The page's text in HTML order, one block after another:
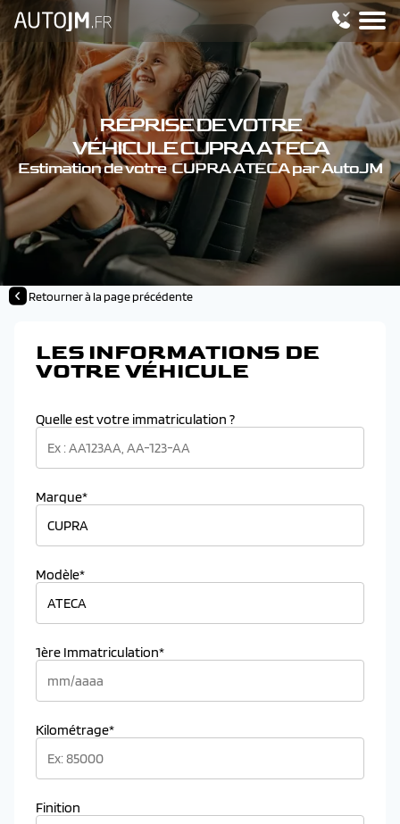
REPRISE DE VOTRE
VÉHICULE CUPRA ATECA
Estimation de votre CUPRA ATECA par AutoJM
Retourner à la page précédente
LES INFORMATIONS DE
VOTRE VÉHICULE
Quelle est votre immatriculation ?
Marque*
Modèle*
1ère Immatriculation*
Kilométrage*
Finition